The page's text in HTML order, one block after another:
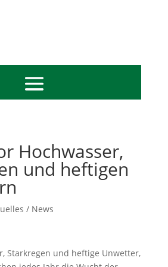
Hochwasser,
und heftigen
/ News
Starkregen und heftige Unwetter,